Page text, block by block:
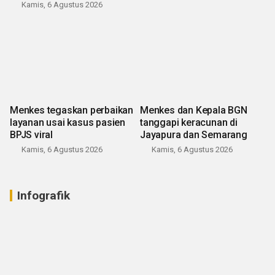
Kamis, 6 Agustus 2026
Menkes tegaskan perbaikan
layanan usai kasus pasien
BPJS viral
Kamis, 6 Agustus 2026
Menkes dan Kepala BGN
tanggapi keracunan di
Jayapura dan Semarang
Kamis, 6 Agustus 2026
Infografik